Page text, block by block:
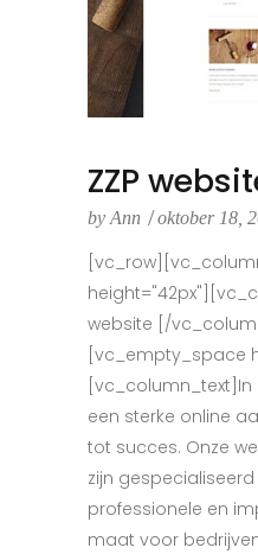
ZZP
by Ann oktober 18,
website [/
[vc_empty_space
[vc_column_text]In
een sterke online
tot succes. Onze
zijn
professionele en
maat voor